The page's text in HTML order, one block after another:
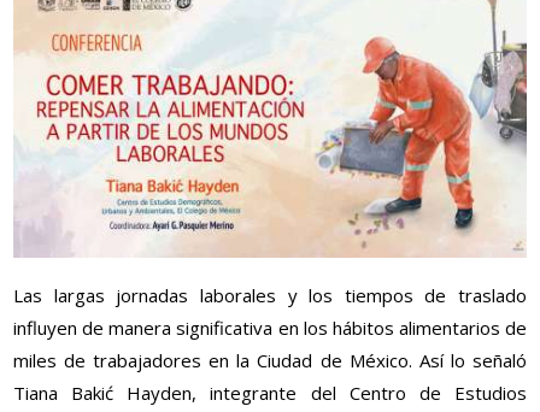
Las largas jornadas laborales y los tiempos de traslado
influyen de manera significativa en los hábitos alimentarios de
miles de trabajadores en la Ciudad de México. Así lo señaló
Tiana Bakić Hayden, integrante del Centro de Estudios